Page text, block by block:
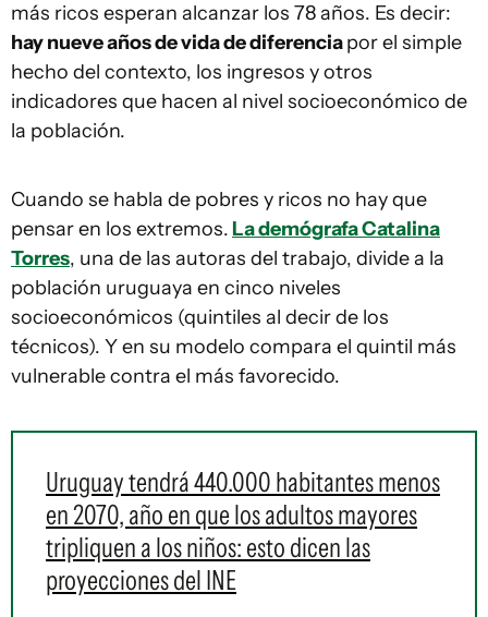
más ricos esperan alcanzar los 78 años. Es decir:
hay nueve años de vida de diferenciapor el simple
hecho del contexto, los ingresos y otros
indicadores que hacen al nivel socioeconómico de
la población.
Cuando se habla de pobres y ricos no hay que
pensar en los extremos.La demógrafa Catalina
Torres, una de las autoras del trabajo, divide a la
población uruguaya en cinco niveles
socioeconómicos (quintiles al decir de los
técnicos). Y en su modelo compara el quintil más
vulnerable contra el más favorecido.
Uruguay tendrá 440.000 habitantes menos
en 2070, año en que los adultos mayores
tripliquen a los niños: esto dicen las
proyecciones del INE